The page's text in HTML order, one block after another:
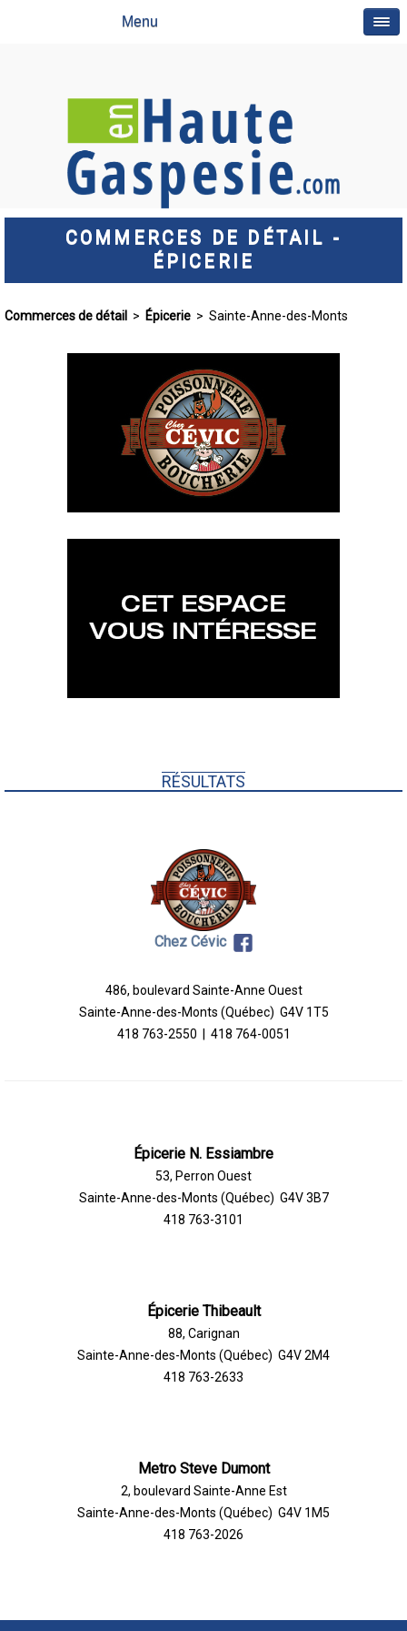
Menu
COMMERCES DE DÉTAIL -
ÉPICERIE
Commerces de détail > Épicerie > Sainte-Anne-des-Monts
RÉSULTATS
Chez Cévic
486, boulevard Sainte-Anne Ouest
Sainte-Anne-des-Monts (Québec) G4V 1T5
418 763-2550 | 418 764-0051
Épicerie N. Essiambre
53, Perron Ouest
Sainte-Anne-des-Monts (Québec) G4V 3B7
418 763-3101
Épicerie Thibeault
88, Carignan
Sainte-Anne-des-Monts (Québec) G4V 2M4
418 763-2633
Metro Steve Dumont
2, boulevard Sainte-Anne Est
Sainte-Anne-des-Monts (Québec) G4V 1M5
418 763-2026